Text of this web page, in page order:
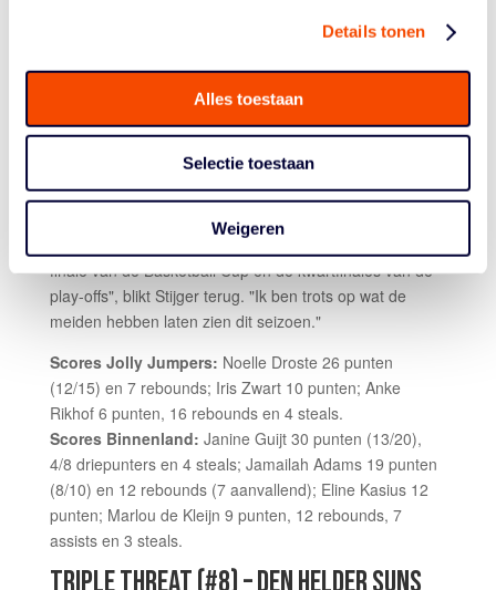
Details tonen
Alles toestaan
Selectie toestaan
Weigeren
vallen niet. Het verlies is een deceptie voor iedereen,
maar de volle zaal was wel een mooie steun in de rug."
Terwijl Binnenland verder gaat in de play-offs tegen
krachtige serie worden, vermoed ik, waarbij het om de
details gaat"), zit het er voor Jolly Jumpers nu op. In
Tubbergen kijken ze terug op een waardevol seizoen
waarin werd geprobeerd het basketball daar op een
hoger niveau te brengen. "Dat bracht ons in de halve
finale van de Basketball Cup en de kwartfinales van de
play-offs", blikt Stijger terug. "Ik ben trots op wat de
meiden hebben laten zien dit seizoen."
Scores Jolly Jumpers: Noelle Droste 26 punten
(12/15) en 7 rebounds; Iris Zwart 10 punten; Anke
Rikhof 6 punten, 16 rebounds en 4 steals.
Scores Binnenland: Janine Guijt 30 punten (13/20),
4/8 driepunters en 4 steals; Jamailah Adams 19 punten
(8/10) en 12 rebounds (7 aanvallend); Eline Kasius 12
punten; Marlou de Kleijn 9 punten, 12 rebounds, 7
assists en 3 steals.